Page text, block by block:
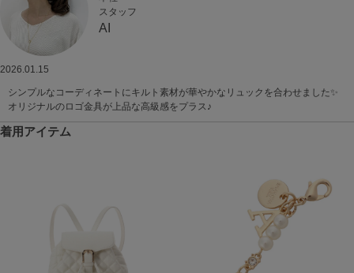
スタッフ
AI
2026.01.15
シンプルなコーディネートにキルト素材が華やかなリュックを合わせました✨
オリジナルのロゴ金具が上品な高級感をプラス♪
着用アイテム